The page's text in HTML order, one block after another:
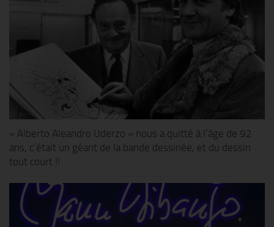
« Alberto Aleandro Uderzo » nous a quitté à l’âge de 92
ans, c’était un géant de la bande dessinée, et du dessin
tout court !!